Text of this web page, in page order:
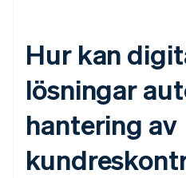
Hur kan
lösningar
hantering av